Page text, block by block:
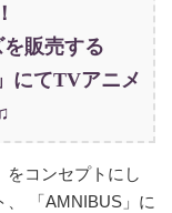
販売する
にてTVアニメ
をコンセプトにし
、 「AMNIBUS」に